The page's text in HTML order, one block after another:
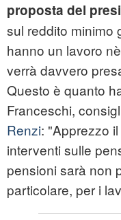
proposta del
sul reddito minimo
hanno un lavoro
verrà davvero
Questo è quanto
Franceschi,
Renzi: "Apprezzo
interventi sulle
pensioni sarà non
particolare, per i